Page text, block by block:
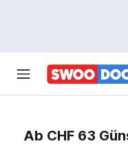
Ab CHF 63